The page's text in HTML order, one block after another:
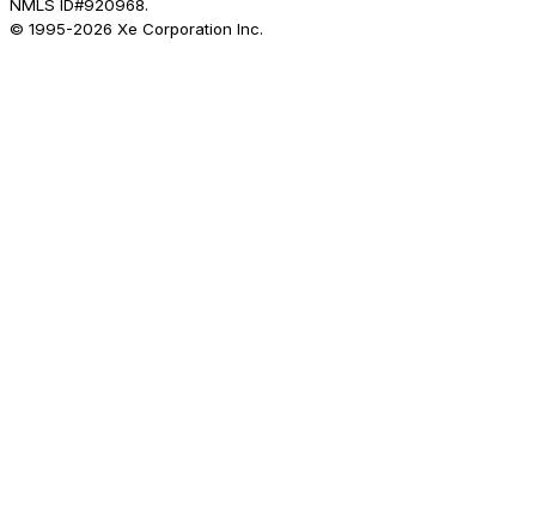
NMLS ID#920968.
© 1995-2026 Xe Corporation Inc.